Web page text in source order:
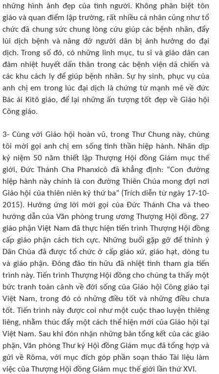
những hình ảnh đẹp của tình người. Không phân biệt tôn
giáo và quan điểm lập trường, rất nhiều cá nhân cũng như tổ
chức đã chung sức chung lòng cứu giúp các bệnh nhân, đẩy
lùi dịch bệnh và nâng đỡ người dân bị ảnh hưởng do đại
dịch. Trong số đó, có những linh mục, tu sĩ và giáo dân can
đảm nhiệt huyết dấn thân trong các bệnh viện dã chiến và
các khu cách ly để giúp bệnh nhân. Sự hy sinh, phục vụ của
anh chị em trong lúc đại dịch là chứng từ mạnh mẽ về đức
Bác ái Kitô giáo, để lại những ấn tượng tốt đẹp về Giáo hội
Công giáo.
3- Cùng với Giáo hội hoàn vũ, trong Thư Chung này, chúng
tôi mời gọi anh chị em sống tinh thần hiệp hành. Nhân dịp
kỷ niệm 50 năm thiết lập Thượng Hội đồng Giám mục thế
giới, Đức Thánh Cha Phanxicô đã khẳng định: “Con đường
hiệp hành này chính là con đường Thiên Chúa mong đợi nơi
Giáo hội của thiên niên kỷ thứ ba” (Trích diễn từ ngày 17-10-
2015). Hưởng ứng lời mời gọi của Đức Thánh Cha và theo
hướng dẫn của Văn phòng trung ương Thượng Hội đồng, 27
giáo phận Việt Nam đã thực hiện tiến trình Thượng Hội đồng
cấp giáo phận cách tích cực. Những buổi gặp gỡ để thỉnh ý
Dân Chúa đã được tổ chức ở cấp giáo xứ, giáo hạt, dòng tu
và giáo phận. Đông đảo tín hữu đã nhiệt tình tham gia tiến
trình này. Tiến trình Thượng Hội đồng cho chúng ta thấy một
bức tranh toàn cảnh về đời sống của Giáo hội Công giáo tại
Việt Nam, trong đó có những điều tốt và những điều chưa
tốt. Tiến trình này được coi như một cuộc thao luyện thiêng
liêng, nhằm thúc đẩy một cách thể hiện mới của Giáo hội tại
Việt Nam. Sau khi đón nhận những bản tổng kết của các giáo
phận, Văn phòng Thư ký Hội đồng Giám mục đã tổng hợp và
gửi về Rôma, với mục đích góp phần soạn thảo Tài liệu làm
việc của Thượng Hội đồng Giám mục thế giới lần thứ XVI.